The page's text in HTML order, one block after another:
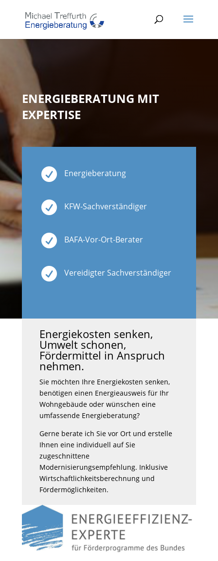
ENERGIEBERATUNG MIT
EXPERTISE
 Energieberatung
 KFW-Sachverständiger
 BAFA-Vor-Ort-Berater
 Vereidigter Sachverständiger
Energie­kosten senken,
Umwelt schonen,
Fördermittel in Anspruch
nehmen.
Sie möchten Ihre Energie­kosten senken,
benötigen einen Energieausweis für Ihr
Wohngebäude oder wünschen eine
umfassende Energieberatung?
Gerne berate ich Sie vor Ort und erstelle
Ihnen eine individuell auf Sie
zugeschnittene
Modernisierungsempfehlung. Inklusive
Wirtschaftlichkeitsberechnung und
Fördermöglichkeiten.